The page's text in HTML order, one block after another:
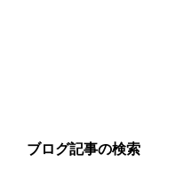
ブログ記事の検索